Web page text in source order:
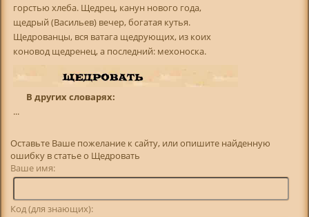
горстью хлеба. Щедрец, канун нового года,
щедрый (Васильев) вечер, богатая кутья.
Щедрованцы, вся ватага щедрующих, из коих
коновод щедренец, а последний: мехоноска.
В других словарях:
...
Оставьте Ваше пожелание к сайту, или опишите найденную
ошибку в статье о Щедровать
Ваше имя:
Код (для знающих):